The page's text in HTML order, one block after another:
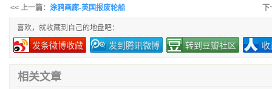
<< 上一篇： 涂鸦画廊-英国报废轮船
喜欢，就收藏到自己的地盘吧：
发条微博收藏 发到腾讯微博 转到豆瓣社区
相关文章